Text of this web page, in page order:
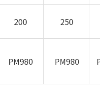
200 250
PM980 PM980